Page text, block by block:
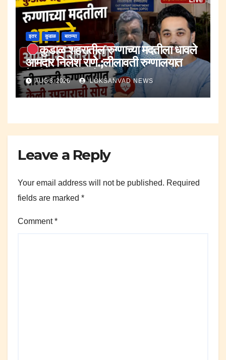
इतर कुडाळ बातम्या
कुडाळ शहरातील रुग्णाच्या मदतीला धावले
आमदार निलेश राणे.;लीलावती रुग्णालयात
केली उपचाराची सोय.
AUG 8, 2026 LOKSANVAD NEWS
Leave a Reply
Your email address will not be published. Required
fields are marked *
Comment*